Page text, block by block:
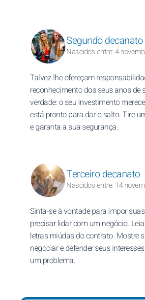
Segundo decanato
Nascidos entre: 4
Talvez lhe ofereçam
reconhecimento dos seus anos de
verdade: o seu investimento
está pronto para dar o salto. Tire
e garanta a sua segurança.
Terceiro decanato
Nascidos entre: 14
Sinta-se à vontade para impor
precisar lidar com um negócio.
letras miúdas do contrato. Mostre
negociar e defender seus
um problema.